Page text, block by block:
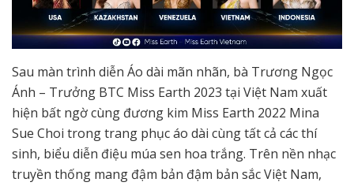
Sau màn trình diễn Áo dài mãn nhãn, bà Trương Ngọc
Ánh – Trưởng BTC Miss Earth 2023 tại Việt Nam xuất
hiện bất ngờ cùng đương kim Miss Earth 2022 Mina
Sue Choi trong trang phục áo dài cùng tất cả các thí
sinh, biểu diễn điệu múa sen hoa trắng. Trên nền nhạc
truyền thống mang đậm bản đậm bản sắc Việt Nam,